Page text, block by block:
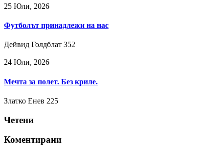
25 Юли, 2026
Футболът принадлежи на нас
Дейвид Голдблат 352
24 Юли, 2026
Мечта за полет. Без криле.
Златко Енев 225
Четени
Коментирани